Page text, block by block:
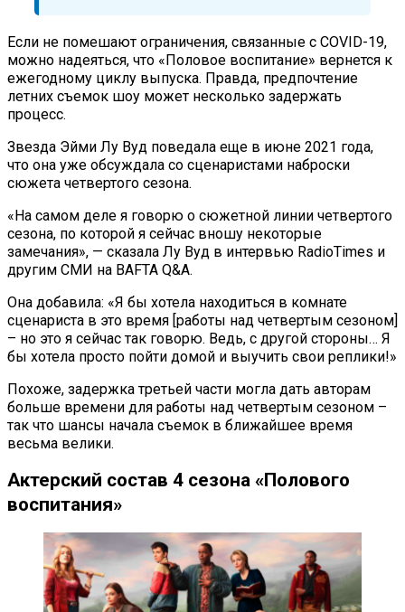
Если не помешают ограничения, связанные с COVID-19,
можно надеяться, что «Половое воспитание» вернется к
ежегодному циклу выпуска. Правда, предпочтение
летних съемок шоу может несколько задержать
процесс.
Звезда Эйми Лу Вуд поведала еще в июне 2021 года,
что она уже обсуждала со сценаристами наброски
сюжета четвертого сезона.
«На самом деле я говорю о сюжетной линии четвертого
сезона, по которой я сейчас вношу некоторые
замечания», — сказала Лу Вуд в интервью RadioTimes и
другим СМИ на BAFTA Q&A.
Она добавила: «Я бы хотела находиться в комнате
сценариста в это время [работы над четвертым сезоном]
– но это я сейчас так говорю. Ведь, с другой стороны… Я
бы хотела просто пойти домой и выучить свои реплики!»
Похоже, задержка третьей части могла дать авторам
больше времени для работы над четвертым сезоном –
так что шансы начала съемок в ближайшее время
весьма велики.
Актерский состав 4 сезона «Полового
воспитания»